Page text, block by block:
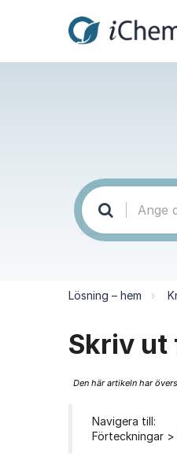
Lösning – hem
Skriv ut
Den här artikeln har
Navigera till:
Förteckningar